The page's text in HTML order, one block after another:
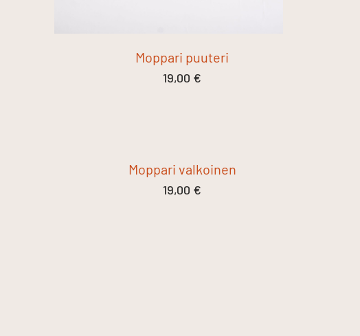
Moppari puuteri
19,00 €
Moppari valkoinen
19,00 €